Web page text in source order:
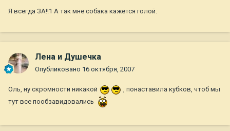
Я всегда ЗА!!1 А так мне собака кажется голой.
Лена и Душечка
Опубликовано 16 октября, 2007
Оль, ну скромности никакой
, понаставила кубков, чтоб мы
тут все пообзавидовались